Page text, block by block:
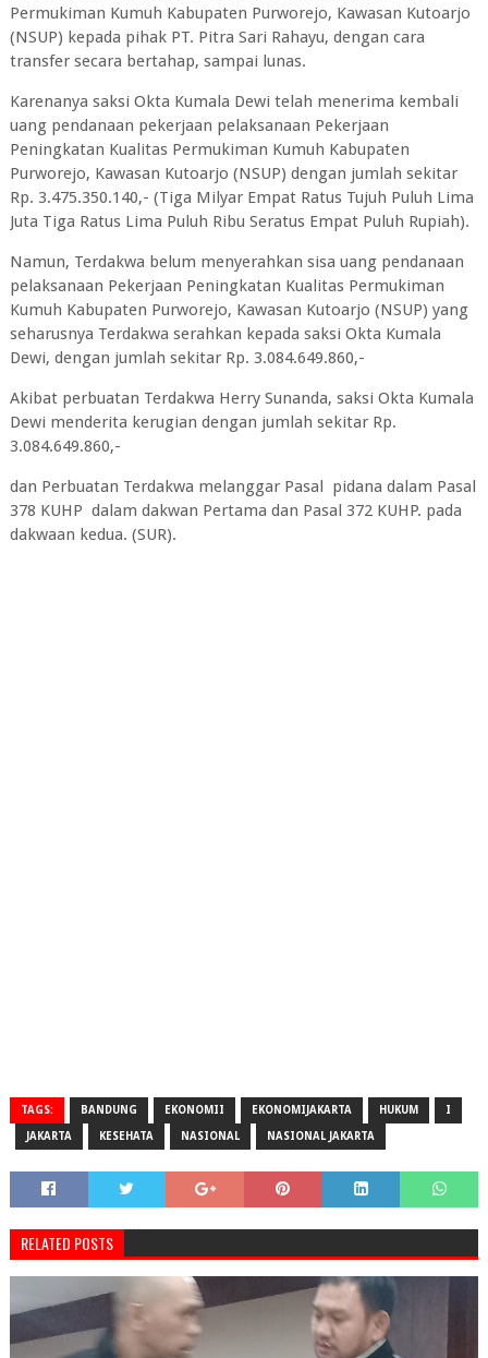
Permukiman Kumuh Kabupaten Purworejo, Kawasan Kutoarjo
(NSUP) kepada pihak PT. Pitra Sari Rahayu, dengan cara
transfer secara bertahap, sampai lunas.
Karenanya saksi Okta Kumala Dewi telah menerima kembali
uang pendanaan pekerjaan pelaksanaan Pekerjaan
Peningkatan Kualitas Permukiman Kumuh Kabupaten
Purworejo, Kawasan Kutoarjo (NSUP) dengan jumlah sekitar
Rp. 3.475.350.140,- (Tiga Milyar Empat Ratus Tujuh Puluh Lima
Juta Tiga Ratus Lima Puluh Ribu Seratus Empat Puluh Rupiah).
Namun, Terdakwa belum menyerahkan sisa uang pendanaan
pelaksanaan Pekerjaan Peningkatan Kualitas Permukiman
Kumuh Kabupaten Purworejo, Kawasan Kutoarjo (NSUP) yang
seharusnya Terdakwa serahkan kepada saksi Okta Kumala
Dewi, dengan jumlah sekitar Rp. 3.084.649.860,-
Akibat perbuatan Terdakwa Herry Sunanda, saksi Okta Kumala
Dewi menderita kerugian dengan jumlah sekitar Rp.
3.084.649.860,-
dan Perbuatan Terdakwa melanggar Pasal pidana dalam Pasal
378 KUHP dalam dakwan Pertama dan Pasal 372 KUHP. pada
dakwaan kedua. (SUR).
TAGS: BANDUNG EKONOMII EKONOMIJAKARTA HUKUM I
JAKARTA KESEHATA NASIONAL NASIONAL JAKARTA
RELATED POSTS